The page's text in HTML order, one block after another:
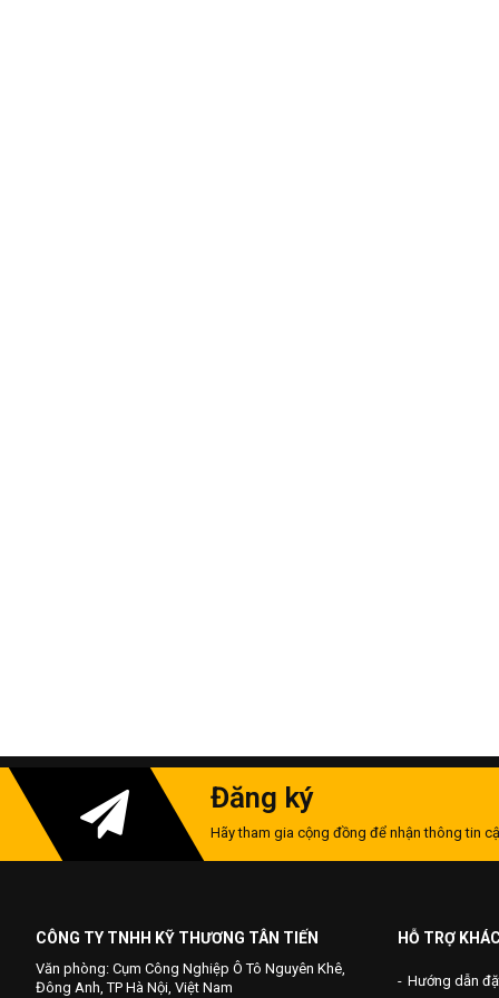
Đăng ký
Hãy tham gia cộng đồng để nhận thông tin
CÔNG TY TNHH KỸ THƯƠNG TÂN TIẾN
Văn phòng: Cụm Công Nghiệp Ô Tô Nguyên Khê,
Đông Anh, TP Hà Nội, Việt Nam
HỖ TRỢ
Hướng dẫn